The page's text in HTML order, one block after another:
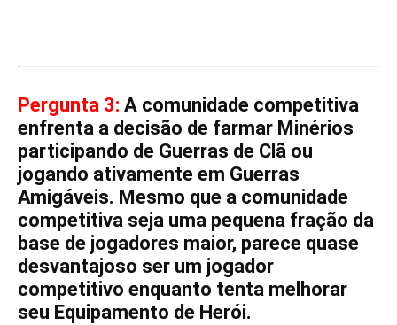
Pergunta 3: A comunidade competitiva
enfrenta a decisão de farmar Minérios
participando de Guerras de Clã ou
jogando ativamente em Guerras
Amigáveis. Mesmo que a comunidade
competitiva seja uma pequena fração da
base de jogadores maior, parece quase
desvantajoso ser um jogador
competitivo enquanto tenta melhorar
seu Equipamento de Herói.